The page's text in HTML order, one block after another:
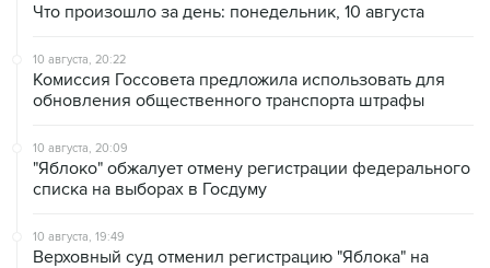
Что произошло за день: понедельник, 10 августа
10 августа, 20:22
Комиссия Госсовета предложила использовать для
обновления общественного транспорта штрафы
10 августа, 20:09
"Яблоко" обжалует отмену регистрации федерального
списка на выборах в Госдуму
10 августа, 19:49
Верховный суд отменил регистрацию "Яблока" на